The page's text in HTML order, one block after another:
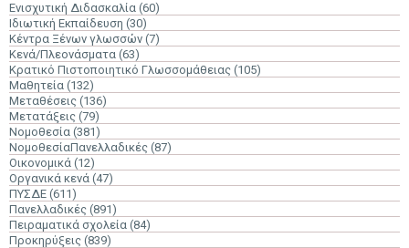
Ενισχυτική Διδασκαλία (60)
Ιδιωτική Εκπαίδευση (30)
Κέντρα Ξένων γλωσσών (7)
Κενά/Πλεονάσματα (63)
Κρατικό Πιστοποιητικό Γλωσσομάθειας (105)
Μαθητεία (132)
Μεταθέσεις (136)
Μετατάξεις (79)
Νομοθεσία (381)
ΝομοθεσίαΠανελλαδικές (87)
Οικονομικά (12)
Οργανικά κενά (47)
ΠΥΣΔΕ (611)
Πανελλαδικές (891)
Πειραματικά σχολεία (84)
Προκηρύξεις (839)